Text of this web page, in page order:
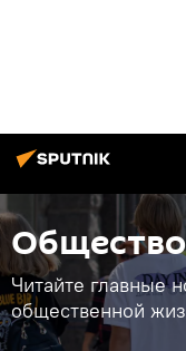
Общество
Читайте главные
общественной